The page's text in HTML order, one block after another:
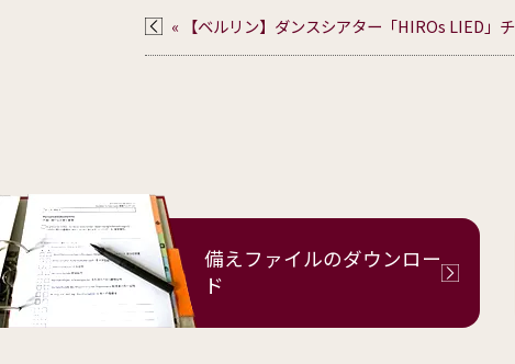
« 【ベルリン】ダンスシアター「HIROs LIED」
備えファイルのダウンロー
ド